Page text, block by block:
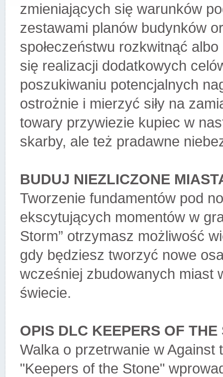
zmieniających się warunków
zestawami planów budynków
społeczeństwu rozkwitnąć
się realizacji dodatkowych
poszukiwaniu potencjalnych
ostrożnie i mierzyć siły na
towary przywiezie kupiec w
skarby, ale też pradawne
BUDUJ NIEZLICZONE
Tworzenie fundamentów pod
ekscytujących momentów w
Storm” otrzymasz możliwość
gdy będziesz tworzyć nowe
wcześniej zbudowanych miast
świecie.
OPIS DLC KEEPERS OF THE
Walka o przetrwanie w
"Keepers of the Stone"